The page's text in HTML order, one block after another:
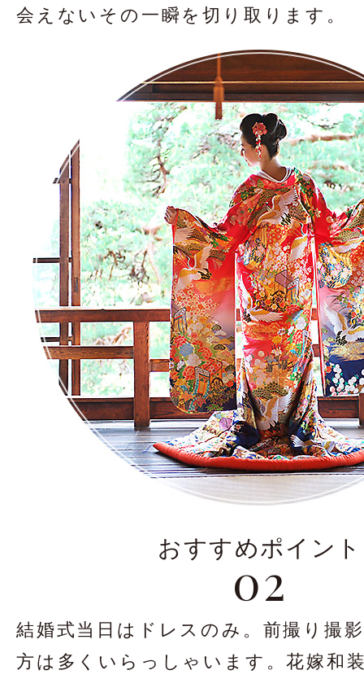
会えないその一瞬を切り取ります。
おすすめポイント
02
結婚式当日はドレスのみ。 前撮り撮
方は 多くいらっしゃいます。花嫁和